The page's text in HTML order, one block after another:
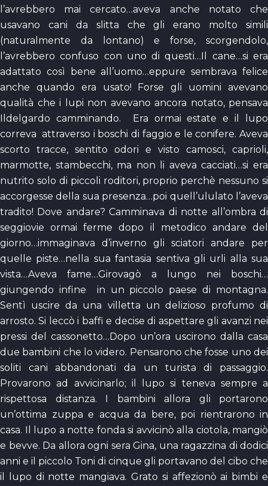
l’avrebbero mai cercato…aveva anche notato che
usavano cani da slitta che gli erano molto simili
(naturalmente da lontano) e forse, scorgendolo,
l’avrebbero confuso con uno di questi…Il cane…si era
adattato così bene all’uomo…eppure sembrava felice
anche quando era usato! Forse gli uomini avevano
qualità che i lupi non avevano ancora notato, pensava
Ildelgardo camminando. Era ormai estate e il lupo
correva attraverso i boschi di faggio e le conifere. Aveva
scorto tracce, sentito odori e visto camosci, caprioli,
marmotte, stambecchi, ma non li aveva cacciati…si era
nutrito solo di piccoli roditori, proprio perchè nessuno si
accorgesse della sua presenza…poi quell’ululato l’aveva
tradito! Dove andare? Camminava di notte all’ombra di
seggiovie ormai ferme dopo il metodico andare del
giorno…immaginava d’inverno gli sciatori andare per
quelle piste…nella sua fantasia sentiva gli urli alla sua
vista…Aveva fame…Girovagò a lungo nei boschi…
giungendo infine in un piccolo paese di montagna.
Sentì uscire da una villetta un delizioso profumo di
arrosto. Si leccò i baffi e decise di aspettare gli avanzi nei
pressi del cassonetto…Dopo un’ora uscirono dalla casa
due bambini che lo videro. Pensarono che fosse uno dei
soliti cani abbandonati da un turista di passaggio.
Provarono ad avvicinarlo; il lupo si teneva sempre a
rispettosa distanza. I bambini allora gli portarono
un’ottima zuppa e acqua da bere, poi rientrarono in
casa. Il lupo a notte fonda si avvicinò alla ciotola, mangiò
e bevve. Da allora ogni sera Gina, una ragazzina di dodici
anni e il piccolo Toni di cinque gli portavano del cibo che
il lupo di notte mangiava. Grato si affezionò ai bimbi e